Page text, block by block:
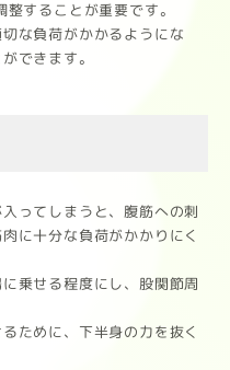
することが重要です。
な負荷がかかるようにな
できます。
ってしまうと、腹筋への刺
に十分な負荷がかかりにく
乗せる程度にし、股関節周
ために、下半身の力を抜く